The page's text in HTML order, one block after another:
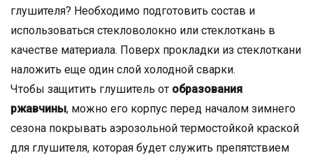
глушителя? Необходимо подготовить состав и
использоваться стекловолокно или стеклоткань в
качестве материала. Поверх прокладки из стеклоткани
наложить еще один слой холодной сварки.
Чтобы защитить глушитель от образования
ржавчины, можно его корпус перед началом зимнего
сезона покрывать аэрозольной термостойкой краской
для глушителя, которая будет служить препятствием